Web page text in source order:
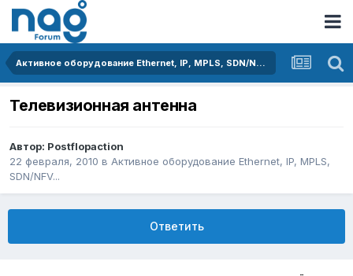
Активное оборудование Ethernet, IP, MPLS, SDN/NFV...
Телевизионная антенна
Автор: Postflopaction
22 февраля, 2010 в Активное оборудование Ethernet, IP, MPLS,
SDN/NFV...
Ответить